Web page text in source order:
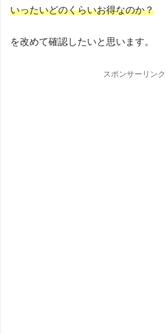
いったいどのくらいお得なのか？
を改めて確認したいと思います。
スポンサーリンク